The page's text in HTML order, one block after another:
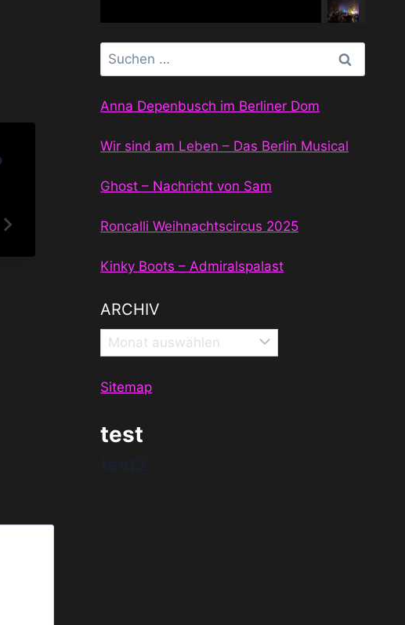
dienstlich
Mitteilung
dem CSD
statt
Suchen
nach:
Anna Depenbusch im Berliner Dom
Wir sind am Leben – Das Berlin Musical
Ghost – Nachricht von Sam
Roncalli Weihnachtscircus 2025
Kinky Boots – Admiralspalast
ARCHIV
Archiv
Sitemap
test